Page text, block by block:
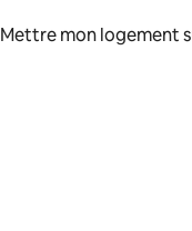
Mettre mon logement